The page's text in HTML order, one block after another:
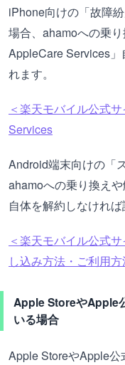
iPhone向けの「故障
場合、ahamoへの乗
AppleCare Services
れます。
＜楽天モバイル公式
Services
Android端末向けの「
ahamoへの乗り換え
自体を解約しなければ
＜楽天モバイル公式
し込み方法・ご利用方
Apple StoreやApple
いる場合
Apple StoreやApple